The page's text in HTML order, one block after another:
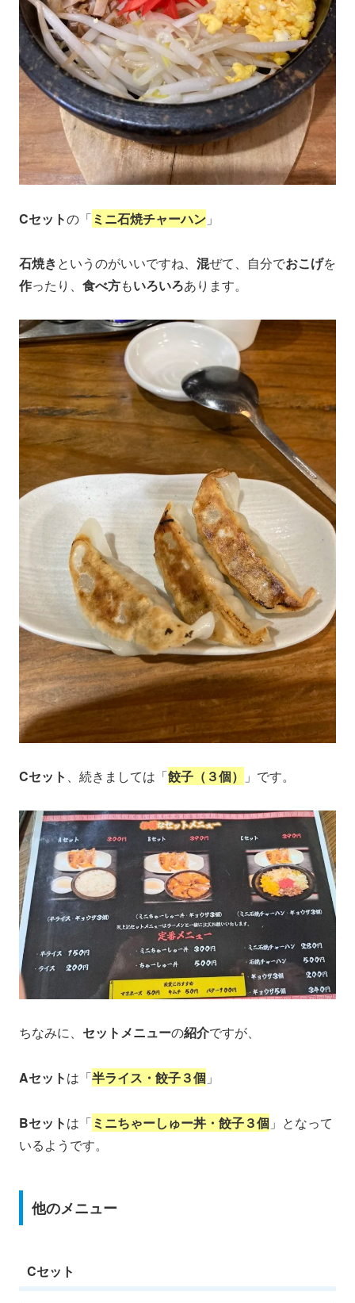
Cセットの「ミニ石焼チャーハン 」
石焼きというのがいいですね、 混ぜて、自分でおこげを
作ったり、 食べ方もいろいろあります。
Cセット 、続きましては「餃子（３個） 」です。
ちなみに、 セットメニューの紹介ですが、
Aセットは「半ライス・餃子３個 」
Bセットは「ミニちゃーしゅー丼・餃子３個 」となって
いるようです。
他のメニュー
Cセット